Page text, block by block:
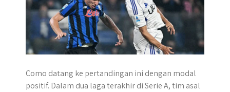
Como datang ke pertandingan ini dengan modal
positif. Dalam dua laga terakhir di Serie A, tim asal